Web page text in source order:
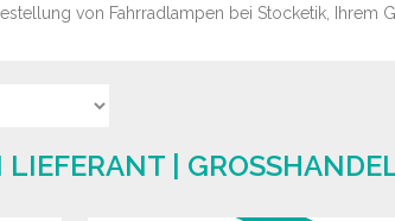
von Fahrradlampen bei Stocketik, Ihrem
|